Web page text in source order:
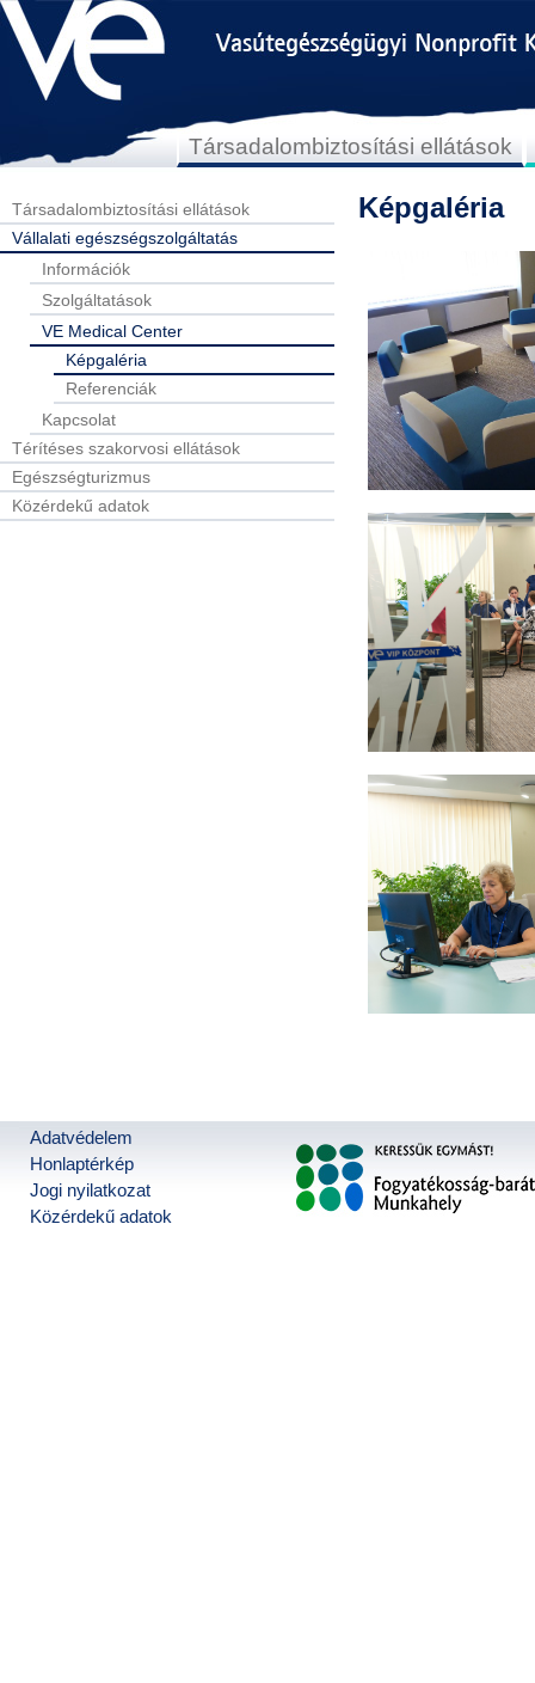
Társadalombiztosítási ellátások
Társadalombiztosítási ellátások
Vállalati egészségszolgáltatás
Információk
Szolgáltatások
VE Medical Center
Képgaléria
Referenciák
Kapcsolat
Térítéses szakorvosi ellátások
Egészségturizmus
Közérdekű adatok
Képgaléria
Adatvédelem
Honlaptérkép
Jogi nyilatkozat
Közérdekű adatok